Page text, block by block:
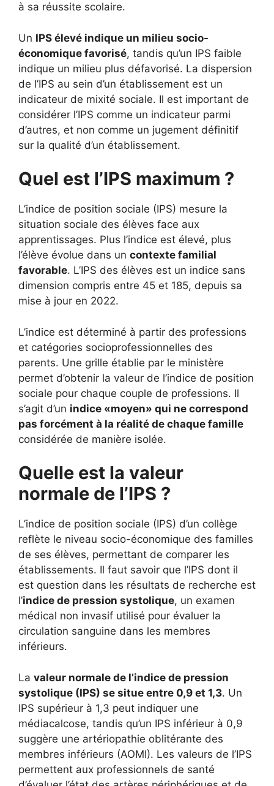
à sa réussite scolaire.
Un IPS élevé indique un milieu socio-
économique favorisé, tandis qu’un IPS faible
indique un milieu plus défavorisé. La dispersion
de l’IPS au sein d’un établissement est un
indicateur de mixité sociale. Il est important de
considérer l’IPS comme un indicateur parmi
d’autres, et non comme un jugement définitif
sur la qualité d’un établissement.
Quel est l’IPS maximum ?
L’indice de position sociale (IPS) mesure la
situation sociale des élèves face aux
apprentissages. Plus l’indice est élevé, plus
l’élève évolue dans un contexte familial
favorable. L’IPS des élèves est un indice sans
dimension compris entre 45 et 185, depuis sa
mise à jour en 2022.
L’indice est déterminé à partir des professions
et catégories socioprofessionnelles des
parents. Une grille établie par le ministère
permet d’obtenir la valeur de l’indice de position
sociale pour chaque couple de professions. Il
s’agit d’un indice «moyen» qui ne correspond
pas forcément à la réalité de chaque famille
considérée de manière isolée.
Quelle est la valeur
normale de l’IPS ?
L’indice de position sociale (IPS) d’un collège
reflète le niveau socio-économique des familles
de ses élèves, permettant de comparer les
établissements. Il faut savoir que l’IPS dont il
est question dans les résultats de recherche est
l’indice de pression systolique, un examen
médical non invasif utilisé pour évaluer la
circulation sanguine dans les membres
inférieurs.
La valeur normale de l’indice de pression
systolique (IPS) se situe entre 0,9 et 1,3. Un
IPS supérieur à 1,3 peut indiquer une
médiacalcose, tandis qu’un IPS inférieur à 0,9
suggère une artériopathie oblitérante des
membres inférieurs (AOMI). Les valeurs de l’IPS
permettent aux professionnels de santé